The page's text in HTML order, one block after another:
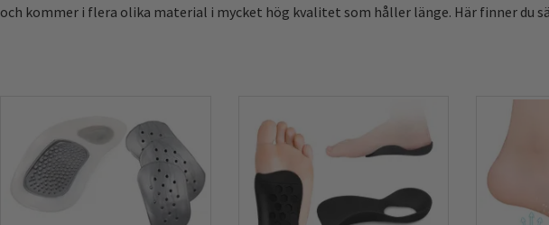
och kommer i flera olika material i mycket hög kvalitet som håller länge. Här finner du